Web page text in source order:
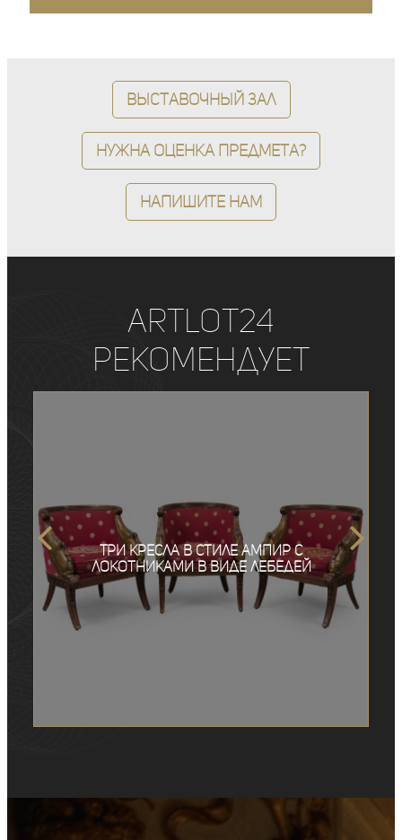
Выставочный зал
Нужна оценка предмета?
Напишите нам
ArtLot24
рекомендует
Три кресла в стиле ампир с
локотниками в виде лебедей